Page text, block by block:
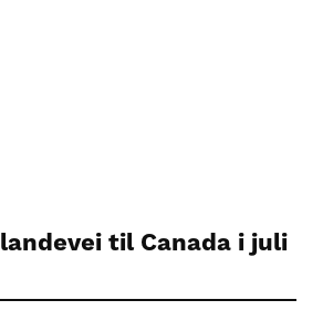
til Canada i juli